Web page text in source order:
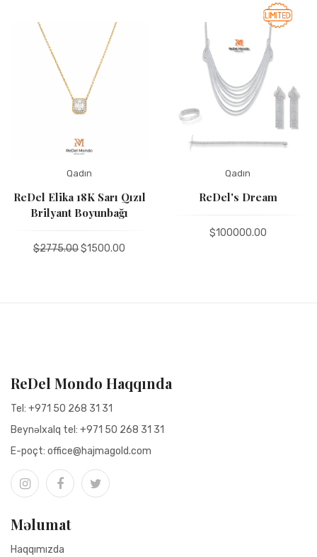
Qadın
ReDel Elika 18K Sarı Qızıl
Brilyant Boyunbağı
$2775.00$1500.00
Qadın
ReDel's Dream
$100000.00
ReDel Mondo Haqqında
Tel: +971 50 268 31 31
Beynəlxalq tel: +971 50 268 31 31
Е-poçt: office@hajmagold.com
Məlumat
Haqqımızda